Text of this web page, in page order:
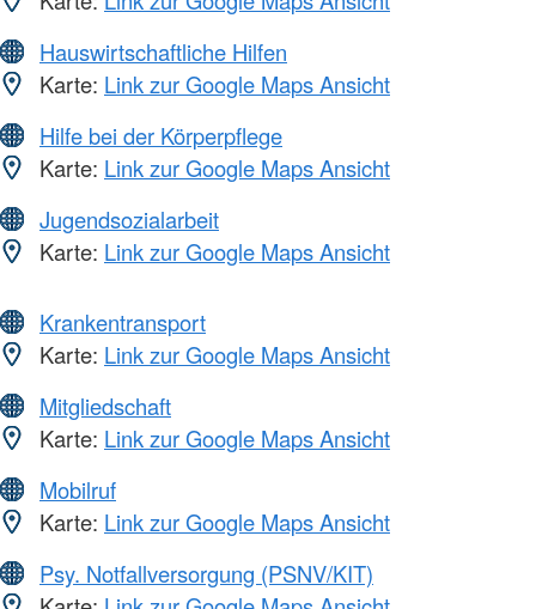
Hauswirtschaftliche Hilfen
Karte: Link zur Google Maps Ansicht
Hilfe bei der Körperpflege
Karte: Link zur Google Maps Ansicht
Jugendsozialarbeit
Karte: Link zur Google Maps Ansicht
Krankentransport
Karte: Link zur Google Maps Ansicht
Mitgliedschaft
Karte: Link zur Google Maps Ansicht
Mobilruf
Karte: Link zur Google Maps Ansicht
Psy. Notfallversorgung (PSNV/KIT)